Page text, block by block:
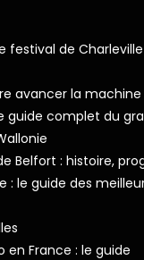
festival de
avancer la machine
guide complet du
Belfort : histoire,
: le guide des
en France : le guide